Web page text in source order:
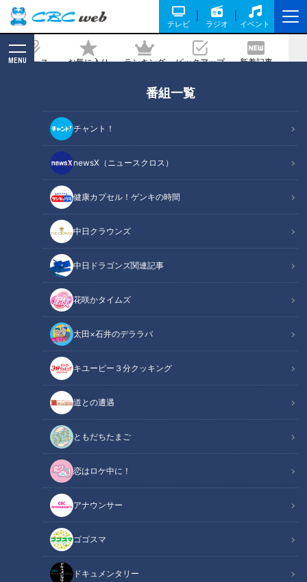
テレビ ラジオ イベント
ニュース お気に入り ランキング ピックアップ 新着記事
MENU
番組一覧
チャント！
newsX（ニュースクロス）
健康カプセル！ゲンキの時間
中日クラウンズ
中日ドラゴンズ関連記事
花咲かタイムズ
太田×石井のデララバ
キユーピー３分クッキング
道との遭遇
ともだちたまご
恋はロケ中に！
アナウンサー
ゴゴスマ
ドキュメンタリー
型ぐらいは可愛くしたい…「めっちゃ可
愛い！」簡単ヘアアレンジ術
記事に戻る
この記事の画像（全15枚）